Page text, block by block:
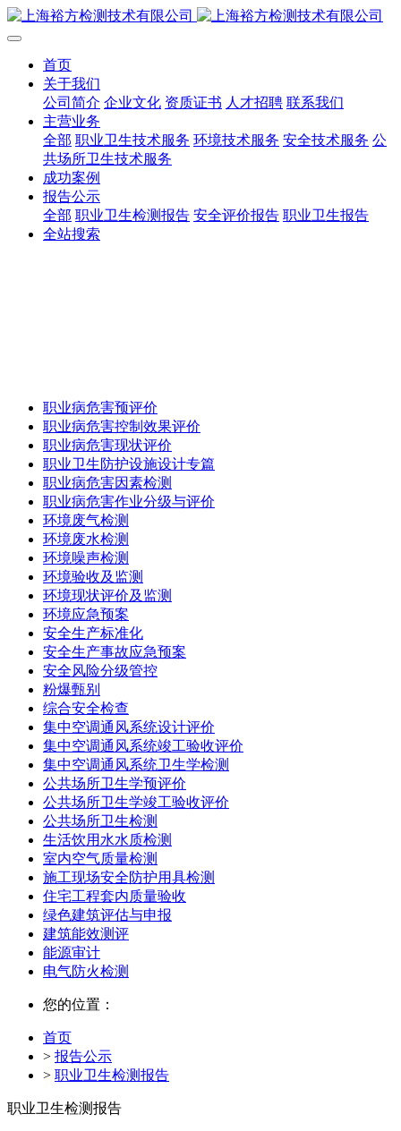
首页
关于我们
公司简介 企业文化 资质证书 人才招聘 联系我们
主营业务
全部 职业卫生技术服务 环境技术服务 安全技术服务 公
共场所卫生技术服务
成功案例
报告公示
全部 职业卫生检测报告 安全评价报告 职业卫生报告
全站搜索
职业病危害预评价
职业病危害控制效果评价
职业病危害现状评价
职业卫生防护设施设计专篇
职业病危害因素检测
职业病危害作业分级与评价
环境废气检测
环境废水检测
环境噪声检测
环境验收及监测
环境现状评价及监测
环境应急预案
安全生产标准化
安全生产事故应急预案
安全风险分级管控
粉爆甄别
综合安全检查
集中空调通风系统设计评价
集中空调通风系统竣工验收评价
集中空调通风系统卫生学检测
公共场所卫生学预评价
公共场所卫生学竣工验收评价
公共场所卫生检测
生活饮用水水质检测
室内空气质量检测
施工现场安全防护用具检测
住宅工程套内质量验收
绿色建筑评估与申报
建筑能效测评
能源审计
电气防火检测
您的位置：
首页
> 报告公示
> 职业卫生检测报告
职业卫生检测报告